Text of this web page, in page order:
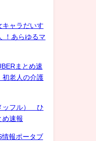
キャラだいす
！あらゆるマ
まとめ速
初老人の介護
ッフル） ひ
め速報
情報ポータブ